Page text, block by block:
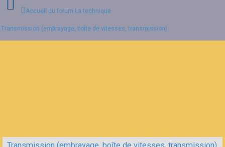
Accueil du forum La technique
Transmission (embrayage, boîte de vitesses, transmission).